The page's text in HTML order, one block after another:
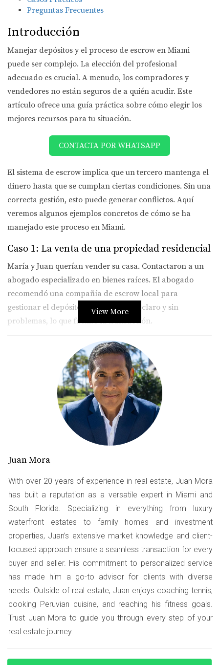
Preguntas Frecuentes
Introducción
Manejar depósitos y el proceso de escrow en Miami
puede ser complejo. La elección del profesional
adecuado es crucial. A menudo, los compradores y
vendedores no están seguros de a quién acudir. Este
artículo ofrece una guía práctica sobre cómo elegir los
mejores recursos para tu situación.
CONTACTA POR WHATSAPP
El sistema de escrow implica que un tercero mantenga el
dinero hasta que se cumplan ciertas condiciones. Sin una
correcta gestión, esto puede generar conflictos. Aquí
veremos algunos ejemplos concretos de cómo se ha
manejado este proceso en Miami.
Caso 1: La venta de una propiedad residencial
María y Juan querían vender su casa. Contactaron a un
abogado especializado en bienes raíces. El abogado
recomendó una compañía de escrow local para
gestionar el depósito inicial. Todo fue claro y sin
problemas, lo que facilitó la transacción.
Si necesitas asesoría personalizada, ¡no dudes
en contactarme!
Caso 2: Compra de un inmueble comercial
En otra situación, Laura compró un edificio de oficinas.
La complejidad del acuerdo requería más que solo un
agente inmobiliario. Contrató a un experto en escrow que
se encargó de todos los detalles legales. Esto le ahorró
tiempo y preocupaciones.
LLAMA AHORA
Explora tus opciones y toma decisiones
informadas. Estoy aquí para ayudarte.
Caso 3: Conflictos en el proceso de escrow
Pablo enfrentó problemas cuando la parte vendedora
no cumplió con ciertos acuerdos. Gracias a su abogado,
pudo iniciar un proceso legal que le permitió recuperar
su depósito. Esto demuestra la importancia de contar con
profesionales adecuados desde el principio.
View More
Juan Mora
With over 20 years of experience in real estate, Juan Mora
has built a reputation as a versatile expert in Miami and
South Florida. Specializing in everything from luxury
waterfront estates to family homes and investment
properties, Juan’s extensive market knowledge and client-
focused approach ensure a seamless transaction for every
buyer and seller. His commitment to personalized service
has made him a go-to advisor for clients with diverse
needs. Outside of real estate, Juan enjoys coaching tennis,
cooking Peruvian cuisine, and reaching his fitness goals.
Trust Juan Mora to guide you through every step of your
real estate journey.